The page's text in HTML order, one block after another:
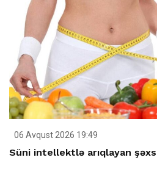
06 Avqust 2026 19:49
Süni intellektlə arıqlayan